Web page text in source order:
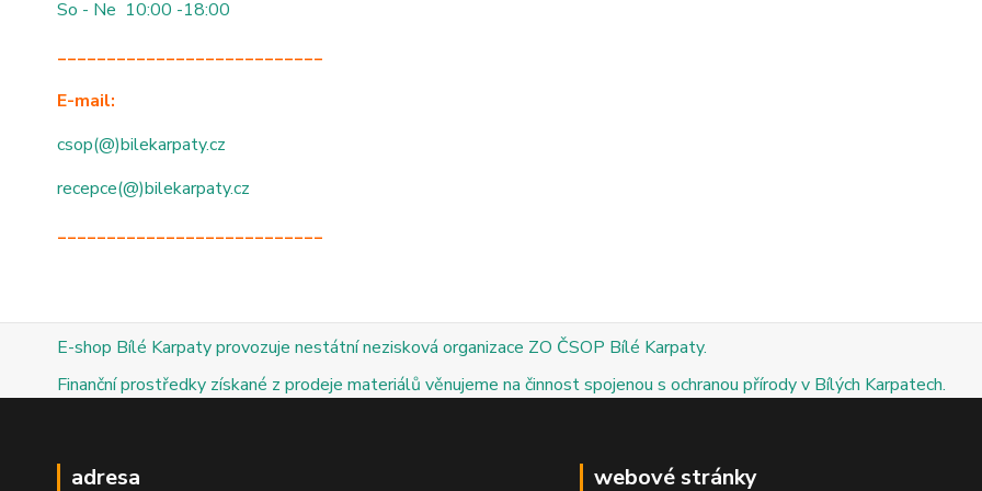
So - Ne 10:00 -18:00
___________________________
E-mail:
csop(@)bilekarpaty.cz
recepce(@)bilekarpaty.cz
___________________________
E-shop Bílé Karpaty provozuje nestátní nezisková organizace ZO ČSOP Bílé Karpaty.
Finanční prostředky získané z prodeje materiálů věnujeme na činnost spojenou s ochranou přírody v Bílých Karpatech.
adresa webové stránky